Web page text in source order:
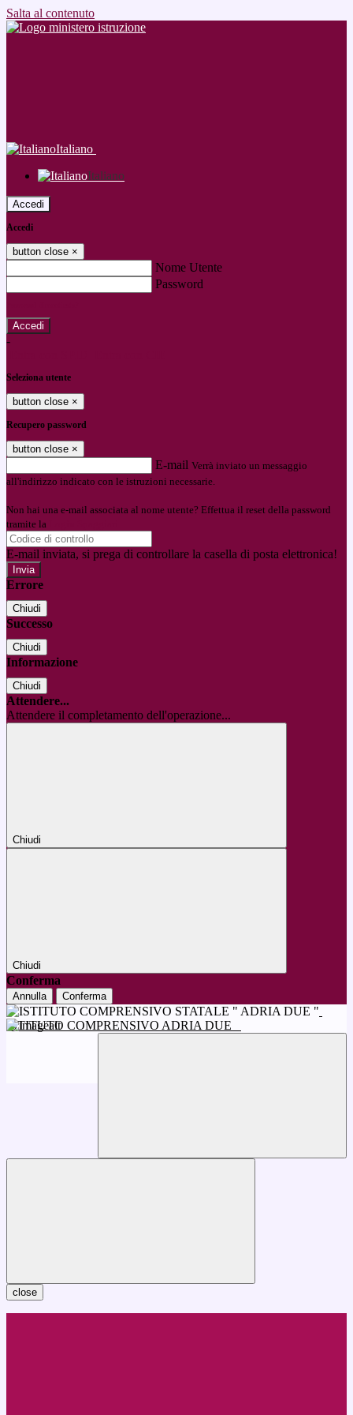
Salta al contenuto
Italiano
Italiano
Accedi
Accedi
button close ×
Nome Utente
Password
-
Seleziona utente
button close ×
Recupero password
button close ×
E-mail Verrà inviato un messaggio
all'indirizzo indicato con le istruzioni necessarie.
Non hai una e-mail associata al nome utente? Effettua il reset della password
tramite la
E-mail inviata, si prega di controllare la casella di posta elettronica!
Errore
Chiudi
Successo
Chiudi
Informazione
Chiudi
Attendere...
Attendere il completamento dell'operazione...
Chiudi
Chiudi
Conferma
Annulla Conferma
ISTITUTO COMPRENSIVO ADRIA DUE
close